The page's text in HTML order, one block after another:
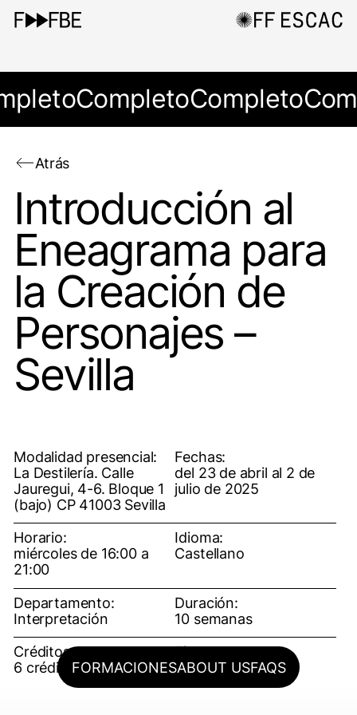
FORMACIONESABOUT USFAQS
CompletoCompleto
Atrás
Introducción al
Eneagrama para
la Creación de
Personajes –
Sevilla
Modalidad presencial:
La Destilería. Calle
Jauregui, 4-6. Bloque 1
(bajo) CP 41003 Sevilla
Fechas:
del 23 de abril al 2 de
julio de 2025
Horario:
miércoles de 16:00 a
21:00
Idioma:
Castellano
Departamento:
Interpretación
Duración:
10 semanas
Créditos:
6 créditos ECTS
Fianza:
150€